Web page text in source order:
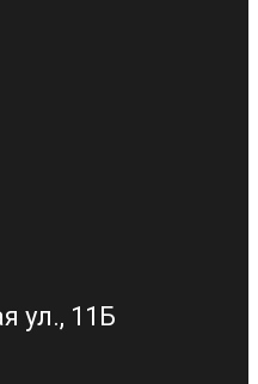
ул., 11Б